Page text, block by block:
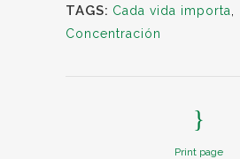
TAGS: Cada vida importa
Concentración
Print page